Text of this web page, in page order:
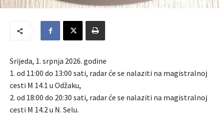
Srijeda, 1. srpnja 2026. godine
1. od 11:00 do 13:00 sati, radar će se nalaziti na magistralnoj
cesti M 14.1 u Odžaku,
2. od 18:00 do 20:30 sati, radar će se nalaziti na magistralnoj
cesti M 14.2 u N. Selu.